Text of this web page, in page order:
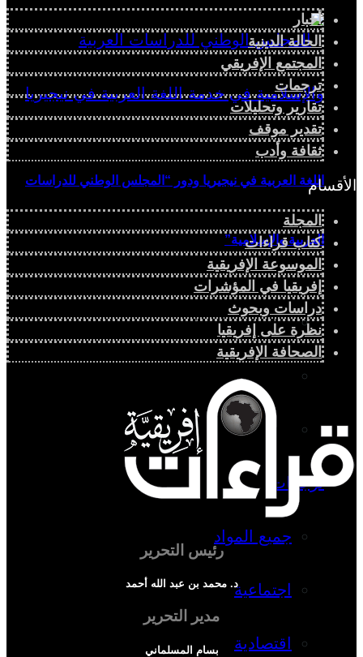
اللغة العربية في نيجيريا ودور “المجلس الوطني للدراسات
العربية والإسلامية”
دراسة سياسية
دراسة اجتماعية
دراسة اقتصادية
ترجمات
جميع المواد
اجتماعية
اقتصادية
أخبار
الحالة الدينية
المجتمع الإفريقي
ترجمات
تقارير وتحليلات
تقدير موقف
ثقافة وأدب
الأقسام
المجلة
كتاب قراءات
الموسوعة الإفريقية
إفريقيا في المؤشرات
دراسات وبحوث
نظرة على إفريقيا
الصحافة الإفريقية
رئيس التحرير
د. محمد بن عبد الله أحمد
مدير التحرير
بسام المسلماني